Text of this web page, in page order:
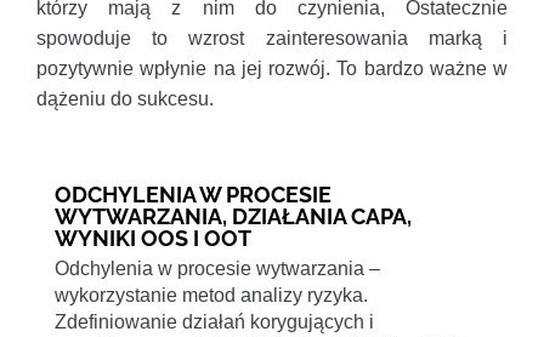
którzy mają z nim do czynienia, Ostatecznie
spowoduje to wzrost zainteresowania marką i
pozytywnie wpłynie na jej rozwój. To bardzo ważne w
dążeniu do sukcesu.
ODCHYLENIA W PROCESIE
WYTWARZANIA, DZIAŁANIA CAPA,
WYNIKI OOS I OOT
Odchylenia w procesie wytwarzania –
wykorzystanie metod analizy ryzyka.
Zdefiniowanie działań korygujących i